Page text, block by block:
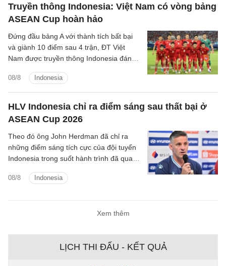
Truyền thông Indonesia: Việt Nam có vòng bảng
ASEAN Cup hoàn hảo
08/8 Indonesia
Đứng đầu bảng A với thành tích bất bại
và giành 10 điểm sau 4 trận, ĐT Việt
Nam được truyền thông Indonesia đánh
địch.
HLV Indonesia chỉ ra điểm sáng sau thất bại ở
ASEAN Cup 2026
08/8 Indonesia
Theo đó ông John Herdman đã chỉ ra
những điểm sáng tích cực của đội tuyển
Indonesia trong suốt hành trình đã qua
Xem thêm
LỊCH THI ĐẤU - KẾT QUẢ